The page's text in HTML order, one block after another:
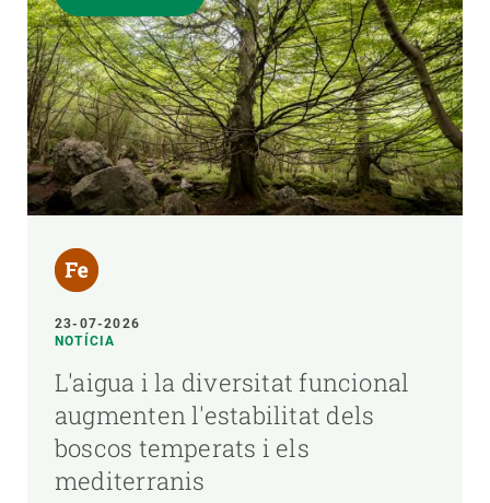
23-07-2026
NOTÍCIA
L'aigua i la diversitat funcional
augmenten l'estabilitat dels
boscos temperats i els
mediterranis